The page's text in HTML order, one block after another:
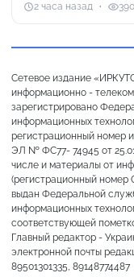
2 часа назад 390
Сетевое издание
информационно -
зарегистрировано
информационных
регистрационный номер
ЭЛ № ФС77- 74945 от
числе и материалы от
(регистрационный
выдан Федеральной
информационных
соответствующей
Главный редактор -
электронной почты
89501301335, 89148774487